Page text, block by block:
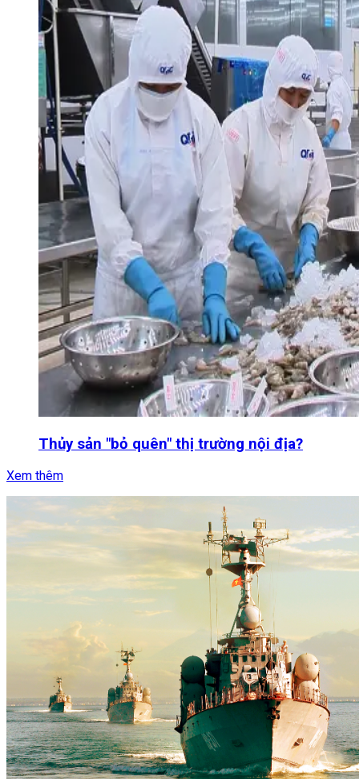
Thủy sản "bỏ quên" thị trường nội địa?
Xem thêm